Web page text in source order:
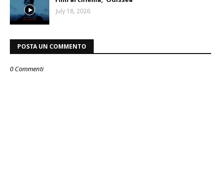
July 18, 2026
POSTA UN COMMENTO
0 Commenti